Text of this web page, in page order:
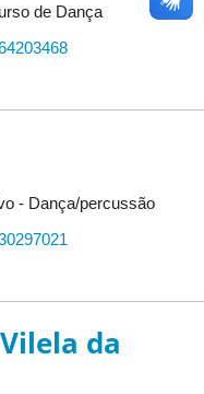
de Dança
- Dança/percussão
da